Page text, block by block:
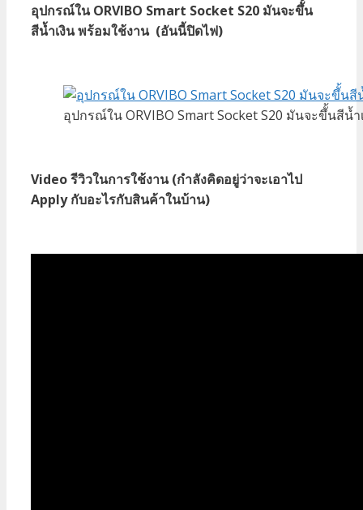
อุปกรณ์ใน ORVIBO Smart Socket S20 มันจะขึั้น
สีน้ำเงิน พร้อมใช้งาน (อันนี้ปิดไฟ)
อุปกรณ์ใน ORVIBO Smart Socket S20 มันจะขึั้นสีน้
Video รีวิวในการใช้งาน (กำลังคิดอยู่ว่าจะเอาไป
Apply กับอะไรกับสินค้าในบ้าน)